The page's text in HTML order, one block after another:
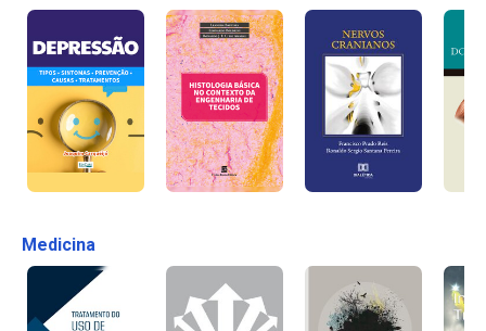
Medicina